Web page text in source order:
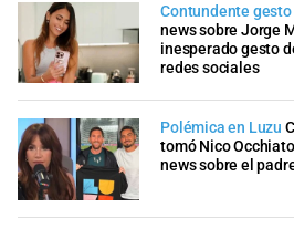
Contundente gesto
news sobre Jorge
inesperado gesto
redes sociales
Polémica en Luzu
tomó Nico
news sobre el